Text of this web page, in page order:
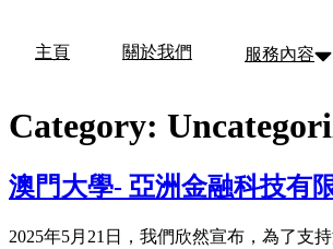
content
主頁 關於我們 服務內容
Category:
澳門大學- 亞洲金融科技有
2025年5月21日，我們欣然宣布，為了支